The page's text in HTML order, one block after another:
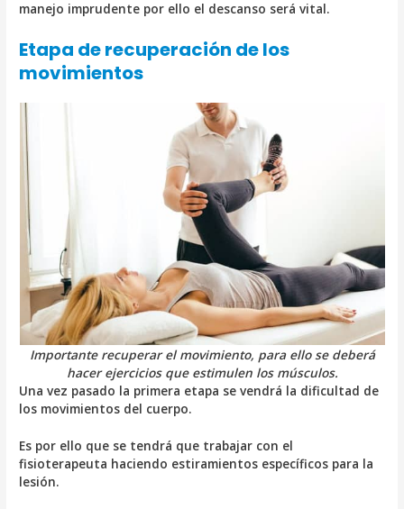
manejo imprudente por ello el descanso será vital.
Etapa de recuperación de los
movimientos
Importante recuperar el movimiento, para ello se deberá
hacer ejercicios que estimulen los músculos.
Una vez pasado la primera etapa se vendrá la dificultad de
los movimientos del cuerpo.
Es por ello que se tendrá que trabajar con el
fisioterapeuta haciendo estiramientos específicos para la
lesión.